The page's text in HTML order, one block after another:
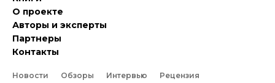
О проекте
Авторы и эксперты
Партнеры
Контакты
Новости Обзоры Интервью
Рецензия